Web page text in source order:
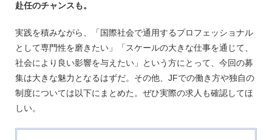
赴任のチャンスも。
実践を積みながら、「国際社会で通用するプロフェッショナル
として専門性を磨きたい」「スケールの大きな仕事を通じて、
社会により良い影響を与えたい」という方にとって、今回の募
集は大きな魅力となるはずだ。その他、JFでの働き方や独自の
制度については以下にまとめた。ぜひ実際の求人も確認してほ
しい。